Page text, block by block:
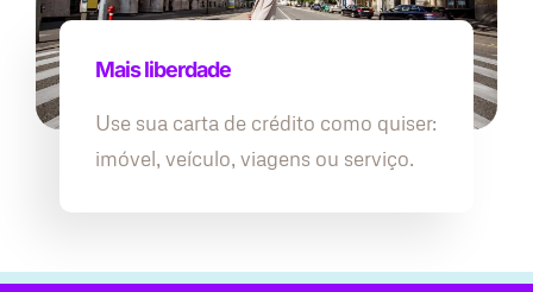
Mais liberdade
Use sua carta de crédito como quiser:
imóvel, veículo, viagens ou serviço.